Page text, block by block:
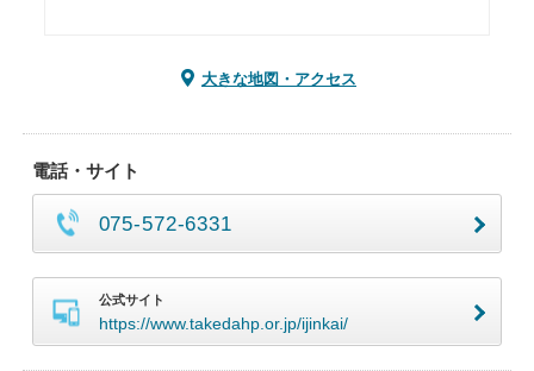
大きな地図・アクセス
電話・サイト
075-572-6331
公式サイト
https://www.takedahp.or.jp/ijinkai/